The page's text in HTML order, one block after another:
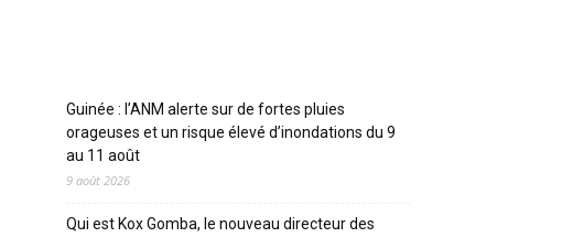
Guinée : l’ANM alerte sur de fortes pluies
orageuses et un risque élevé d’inondations du 9
au 11 août
9 août 2026
Qui est Kox Gomba, le nouveau directeur des